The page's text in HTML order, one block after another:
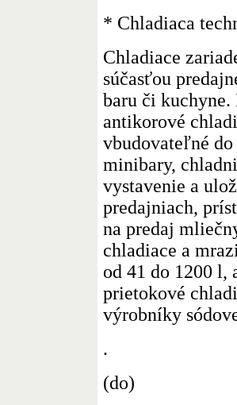
* Chladiaca
Chladiace
súčasťou
baru či kuchyne.
antikorové
vbudovateľné
minibary,
vystavenie a
predajniach,
na predaj
chladiace a
od 41 do 1200
prietokové
výrobníky
.
(do)